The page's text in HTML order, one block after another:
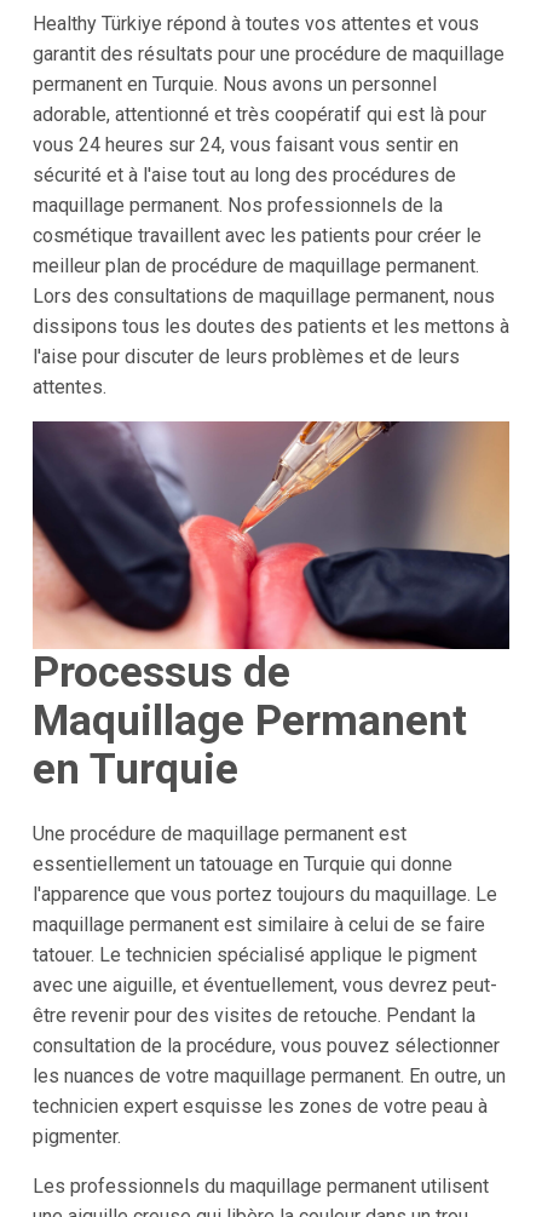
Healthy Türkiye répond à toutes vos attentes et vous
garantit des résultats pour une procédure de maquillage
permanent en Turquie. Nous avons un personnel
adorable, attentionné et très coopératif qui est là pour
vous 24 heures sur 24, vous faisant vous sentir en
sécurité et à l'aise tout au long des procédures de
maquillage permanent. Nos professionnels de la
cosmétique travaillent avec les patients pour créer le
meilleur plan de procédure de maquillage permanent.
Lors des consultations de maquillage permanent, nous
dissipons tous les doutes des patients et les mettons à
l'aise pour discuter de leurs problèmes et de leurs
attentes.
Processus de
Maquillage Permanent
en Turquie
Une procédure de maquillage permanent est
essentiellement un tatouage en Turquie qui donne
l'apparence que vous portez toujours du maquillage. Le
maquillage permanent est similaire à celui de se faire
tatouer. Le technicien spécialisé applique le pigment
avec une aiguille, et éventuellement, vous devrez peut-
être revenir pour des visites de retouche. Pendant la
consultation de la procédure, vous pouvez sélectionner
les nuances de votre maquillage permanent. En outre, un
technicien expert esquisse les zones de votre peau à
pigmenter.
Les professionnels du maquillage permanent utilisent